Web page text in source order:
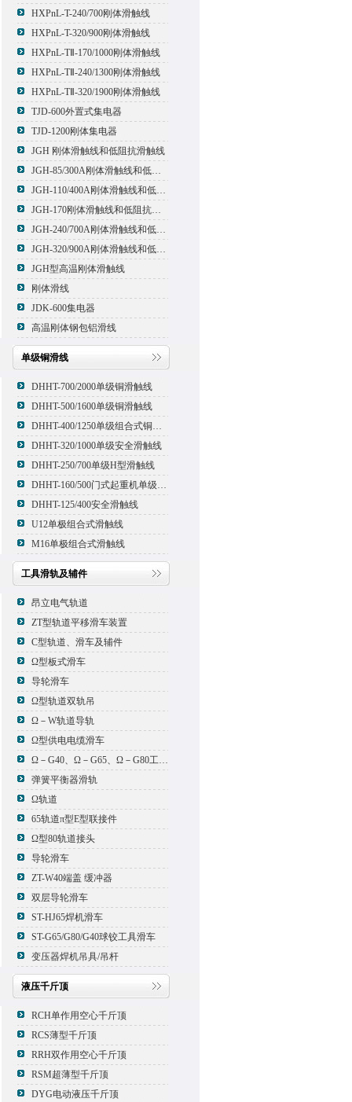
HXPnL-T-240/700刚体滑触线
HXPnL-T-320/900刚体滑触线
HXPnL-TⅡ-170/1000刚体滑触线
HXPnL-TⅡ-240/1300刚体滑触线
HXPnL-TⅡ-320/1900刚体滑触线
TJD-600外置式集电器
TJD-1200刚体集电器
JGH 刚体滑触线和低阻抗滑触线
JGH-85/300A刚体滑触线和低阻抗滑触线
JGH-110/400A刚体滑触线和低阻抗滑触线
JGH-170刚体滑触线和低阻抗滑触线
JGH-240/700A刚体滑触线和低阻抗滑触线
JGH-320/900A刚体滑触线和低阻抗滑触线
JGH型高温刚体滑触线
刚体滑线
JDK-600集电器
高温刚体钢包铝滑线
单级铜滑线
DHHT-700/2000单级铜滑触线
DHHT-500/1600单级铜滑触线
DHHT-400/1250单级组合式铜滑线,滑触线
DHHT-320/1000单级安全滑触线
DHHT-250/700单级H型滑触线
DHHT-160/500门式起重机单级组合式滑触线
DHHT-125/400安全滑触线
U12单极组合式滑触线
M16单极组合式滑触线
工具滑轨及辅件
昂立电气轨道
ZT型轨道平移滑车装置
C型轨道、滑车及辅件
Ω型板式滑车
导轮滑车
Ω型轨道双轨吊
Ω－W轨道导轨
Ω型供电电缆滑车
Ω－G40、Ω－G65、Ω－G80工具滑车
弹簧平衡器滑轨
Ω轨道
65轨道π型E型联接件
Ω型80轨道接头
导轮滑车
ZT-W40端盖 缓冲器
双层导轮滑车
ST-HJ65焊机滑车
ST-G65/G80/G40球铰工具滑车
变压器焊机吊具/吊杆
液压千斤顶
RCH单作用空心千斤顶
RCS薄型千斤顶
RRH双作用空心千斤顶
RSM超薄型千斤顶
DYG电动液压千斤顶